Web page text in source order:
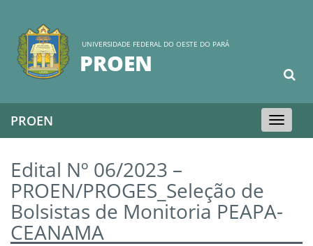
UNIVERSIDADE FEDERAL DO OESTE DO PARÁ
PROEN
Toggle
navigation
PROEN
Edital Nº 06/2023 –
PROEN/PROGES_Seleção de
Bolsistas de Monitoria PEAPA-
CEANAMA